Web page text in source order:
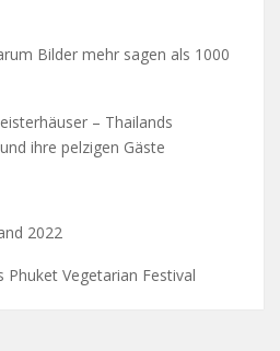
Bilder mehr sagen als 1000
– Thailands
ihre pelzigen Gäste
2022
Phuket Vegetarian Festival